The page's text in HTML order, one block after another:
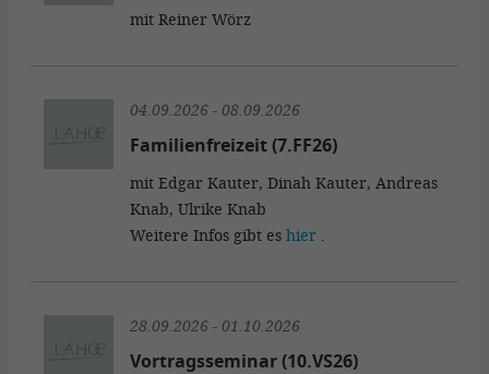
mit Reiner Wörz
04.09.2026 - 08.09.2026
Familienfreizeit (7.FF26)
mit Edgar Kauter, Dinah Kauter, Andreas
Knab, Ulrike Knab
Weitere Infos gibt es hier .
28.09.2026 - 01.10.2026
Vortragsseminar (10.VS26)